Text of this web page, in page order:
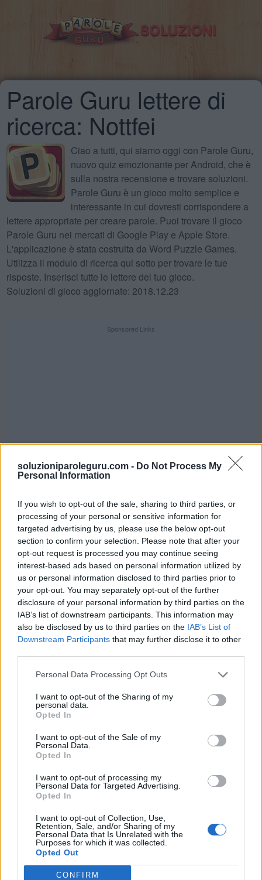
soluzioniparoleguru.com - Do Not Process My
Personal Information
If you wish to opt-out of the sale, sharing to third parties, or
processing of your personal or sensitive information for
targeted advertising by us, please use the below opt-out
section to confirm your selection. Please note that after your
opt-out request is processed you may continue seeing
interest-based ads based on personal information utilized by
us or personal information disclosed to third parties prior to
your opt-out. You may separately opt-out of the further
disclosure of your personal information by third parties on the
IAB’s list of downstream participants. This information may
also be disclosed by us to third parties on the IAB’s List of
Downstream Participants that may further disclose it to other
Personal Data Processing Opt Outs
I want to opt-out of the Sharing of my
personal data.
Opted In
I want to opt-out of the Sale of my
Personal Data.
Opted In
I want to opt-out of processing my
Personal Data for Targeted Advertising.
Opted In
I want to opt-out of Collection, Use,
Retention, Sale, and/or Sharing of my
Personal Data that Is Unrelated with the
Purposes for which it was collected.
Opted Out
CONFIRM
Parole Guru lettere di
ricerca: Nottfei
Ciao a tutti, qui siamo oggi con Parole Guru,
nuovo quiz emozionante per Android, che è
sulla nostra recensione e trovare soluzioni.
Parole Guru è un gioco molto semplice e
interessante in cui dovresti corrispondere a
lettere appropriate per creare parole. Puoi trovare il gioco
Parole Guru nei mercati di Google Play e Apple Store.
L'applicazione è stata costruita da Word Puzzle Games.
Utilizza il modulo di ricerca qui sotto per trovare le tue
risposte. Inserisci tutte le lettere del tuo gioco.
Soluzioni di gioco aggiornate: 2018.12.23
Sponsored Links
SFIDA QUOTIDIANA
Ricerca per lettere. Inserisci tutte le
lettere del puzzle:
Ricerca
per
lettere.
Inserisci
tutte
lettere
Ricerca
Seleziona il tuo puzzle:
Livello 117
Lettere: FETOINT
Lettere: NEOTTFI
(2465voti, media:3,80
Scarica Parole Guru
Ultime ricerche:
T a t,Urgra,Rfira,T a r,Pacis,福助旅館 T a q,
Vrana,Ommet
鹿児島実業,T a g